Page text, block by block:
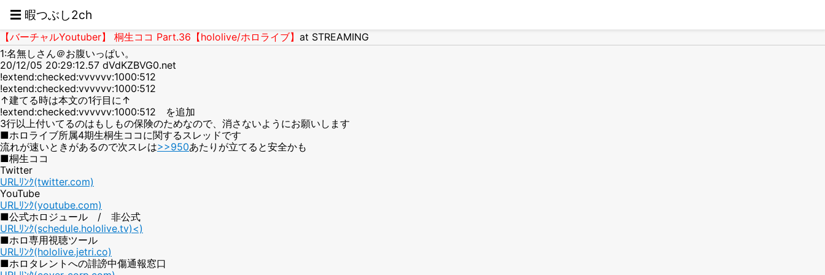
☰ 暇つぶし2ch
【バーチャルYoutuber】 桐生ココ Part.36【hololive/ホロライブ】 at STREAMING
1:名無しさん＠お腹いっぱい。
20/12/05 20:29:12.57 dVdKZBVG0.net
!extend:checked:vvvvvv:1000:512
!extend:checked:vvvvvv:1000:512
↑建てる時は本文の1行目に↑
!extend:checked:vvvvvv:1000:512 を追加
3行以上付いてるのはもしもの保険のためなので、消さないようにお願いします
■ホロライブ所属4期生桐生ココに関するスレッドです
流れが速いときがあるので次スレは>>950あたりが立てると安全かも
■桐生ココ
Twitter
URLﾘﾝｸ(twitter.com)
YouTube
URLﾘﾝｸ(youtube.com)
■公式ホロジュール / 非公式
URLﾘﾝｸ(schedule.hololive.tv)<)
■ホロ専用視聴ツール
URLﾘﾝｸ(hololive.jetri.co)
■ホロタレントへの誹謗中傷通報窓口